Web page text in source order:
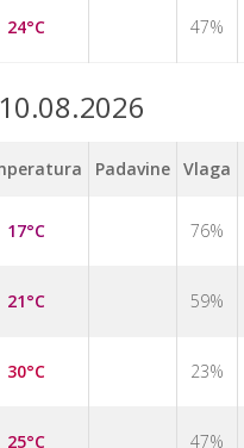
24°C 47%
Padavine Vlaga
17°C 76%
21°C 59%
30°C 23%
25°C 47%